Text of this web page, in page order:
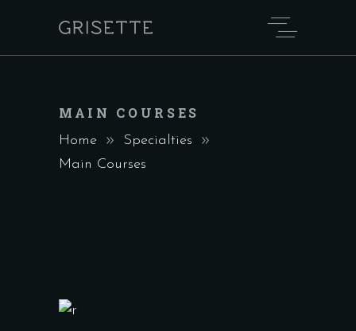
MAIN COURSES
Home
Specialties
Main Courses